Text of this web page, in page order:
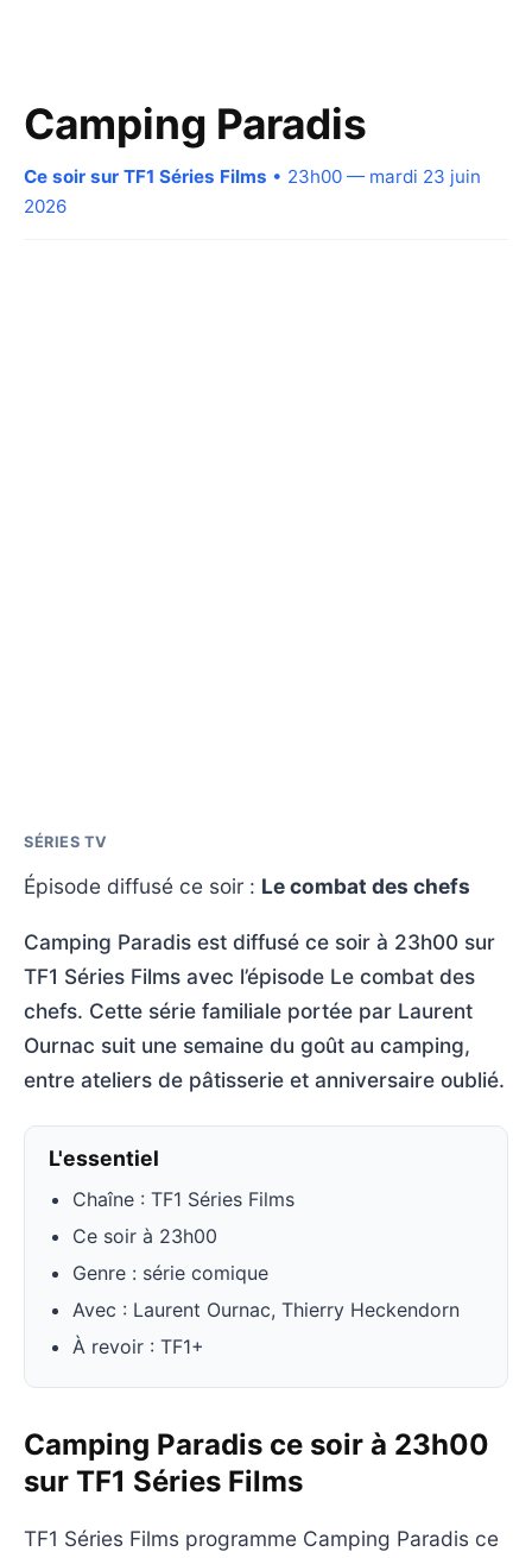
Camping Paradis
Ce soir sur TF1 Séries Films • 23h00 — mardi 23 juin
2026
SÉRIES TV
Épisode diffusé ce soir : Le combat des chefs
Camping Paradis est diffusé ce soir à 23h00 sur
TF1 Séries Films avec l’épisode Le combat des
chefs. Cette série familiale portée par Laurent
Ournac suit une semaine du goût au camping,
entre ateliers de pâtisserie et anniversaire oublié.
L'essentiel
Chaîne : TF1 Séries Films
Ce soir à 23h00
Genre : série comique
Avec : Laurent Ournac, Thierry Heckendorn
À revoir : TF1+
Camping Paradis ce soir à 23h00
sur TF1 Séries Films
TF1 Séries Films programme Camping Paradis ce